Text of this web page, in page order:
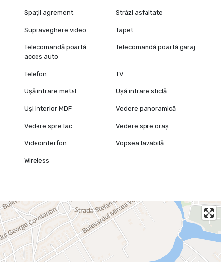
Spații agrement Străzi asfaltate
Supraveghere video Tapet
Telecomandă poartă
acces auto
Telecomandă poartă garaj
Telefon TV
Ușă intrare metal Ușă intrare sticlă
Uși interior MDF Vedere panoramică
Vedere spre lac Vedere spre oraș
Videointerfon Vopsea lavabilă
Wireless